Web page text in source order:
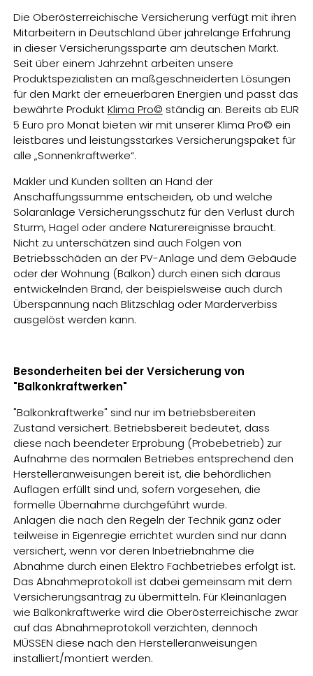
Die Oberösterreichische Versicherung verfügt mit ihren
Mitarbeitern in Deutschland über jahrelange Erfahrung
in dieser Versicherungssparte am deutschen Markt.
Seit über einem Jahrzehnt arbeiten unsere
Produktspezialisten an maßgeschneiderten Lösungen
für den Markt der erneuerbaren Energien und passt das
bewährte ProduktKlima Pro© ständig an. Bereits ab EUR
5 Euro pro Monat bieten wir mit unserer Klima Pro© ein
leistbares und leistungsstarkes Versicherungspaket für
alle „Sonnenkraftwerke“.
Makler und Kunden sollten an Hand der
Anschaffungssumme entscheiden, ob und welche
Solaranlage Versicherungsschutz für den Verlust durch
Sturm, Hagel oder andere Naturereignisse braucht.
Nicht zu unterschätzen sind auch Folgen von
Betriebsschäden an der PV-Anlage und dem Gebäude
oder der Wohnung (Balkon) durch einen sich daraus
entwickelnden Brand, der beispielsweise auch durch
Überspannung nach Blitzschlag oder Marderverbiss
ausgelöst werden kann.
Besonderheiten bei der Versicherung von
"Balkonkraftwerken"
"Balkonkraftwerke" sind nur im betriebsbereiten
Zustand versichert. Betriebsbereit bedeutet, dass
diese nach beendeter Erprobung (Probebetrieb) zur
Aufnahme des normalen Betriebes entsprechend den
Herstelleranweisungen bereit ist, die behördlichen
Auflagen erfüllt sind und, sofern vorgesehen, die
formelle Übernahme durchgeführt wurde.
Anlagen die nach den Regeln der Technik ganz oder
teilweise in Eigenregie errichtet wurden sind nur dann
versichert, wenn vor deren Inbetriebnahme die
Abnahme durch einen Elektro Fachbetriebes erfolgt ist.
Das Abnahmeprotokoll ist dabei gemeinsam mit dem
Versicherungsantrag zu übermitteln. Für Kleinanlagen
wie Balkonkraftwerke wird die Oberösterreichische zwar
auf das Abnahmeprotokoll verzichten, dennoch
MÜSSEN diese nach den Herstelleranweisungen
installiert/montiert werden.